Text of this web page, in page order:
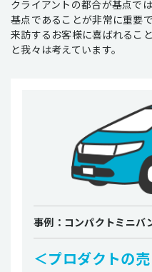
クライアントの都合が基点で
基点であることが非常に重要で
来訪するお客様に喜ばれるこ
と我々は考えています。
事例：コンパクトミニバ
＜プロダクトの